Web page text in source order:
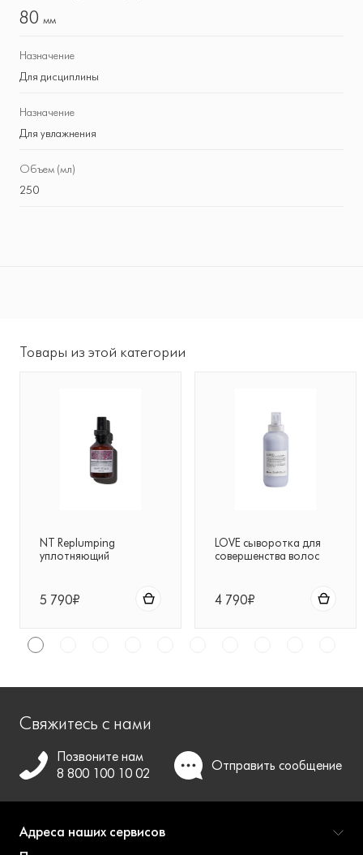
80 мм
Назначение
Для дисциплины
Назначение
Для увлажнения
Объем (мл)
250
Товары из этой категории
NT Replumping
уплотняющий
5 790₽
LOVE сыворотка для
совершенства волос
4 790₽
Свяжитесь с нами
Позвоните нам
8 800 100 10 02
Отправить сообщение
Адреса наших сервисов